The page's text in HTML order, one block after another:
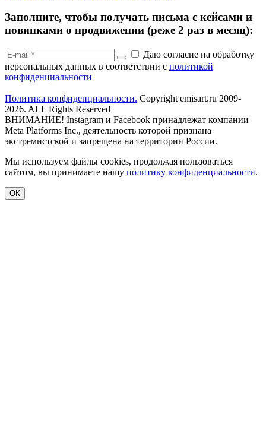
Заполните, чтобы получать письма с кейсами и
новинками о продвижении (реже 2 раз в месяц):
Даю согласие на обработку
персональных данных в соответствии с политикой
конфиденциальности
Политика конфиденциальности. Copyright emisart.ru 2009-
2026. ALL Rights Reserved
ВНИМАНИЕ! Instagram и Facebook принадлежат компании
Meta Platforms Inc., деятельность которой признана
экстремистской и запрещена на территории России.
Мы используем файлы cookies, продолжая пользоваться
сайтом, вы принимаете нашу политику конфиденциальности.
ОК